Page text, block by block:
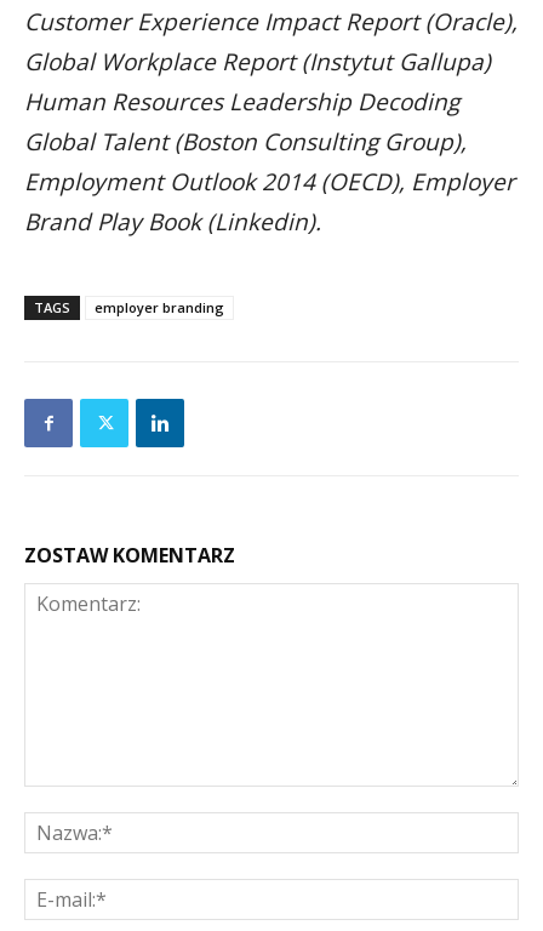
Customer Experience Impact Report (Oracle),
Global Workplace Report (Instytut Gallupa)
Human Resources Leadership Decoding
Global Talent (Boston Consulting Group),
Employment Outlook 2014 (OECD), Employer
Brand Play Book (Linkedin).
TAGS employer branding
ZOSTAW KOMENTARZ